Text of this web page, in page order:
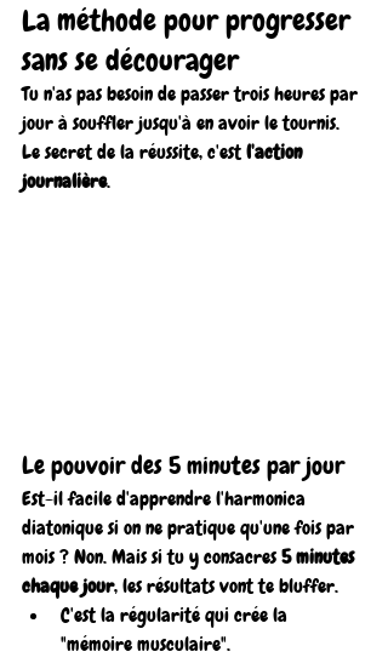
La méthode pour progresser
sans se décourager
Tu n'as pas besoin de passer trois heures par
jour à souffler jusqu'à en avoir le tournis.
Le secret de la réussite, c'est l'action
journalière.
Le pouvoir des 5 minutes par jour
Est-il facile d'apprendre l'harmonica
diatonique si on ne pratique qu'une fois par
mois ? Non. Mais si tu y consacres 5 minutes
chaque jour, les résultats vont te bluffer.
C'est la régularité qui crée la
"mémoire musculaire".